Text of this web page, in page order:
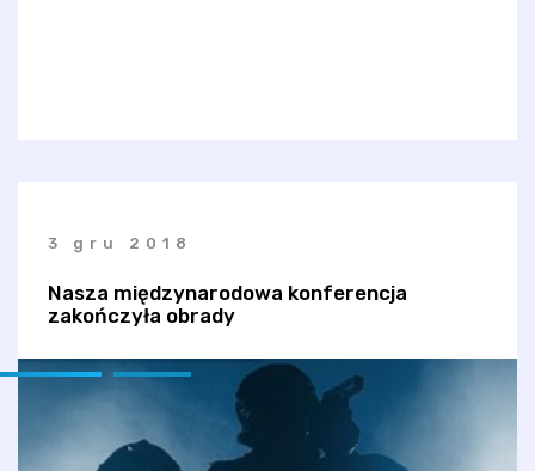
3 gru 2018
Nasza międzynarodowa konferencja
zakończyła obrady